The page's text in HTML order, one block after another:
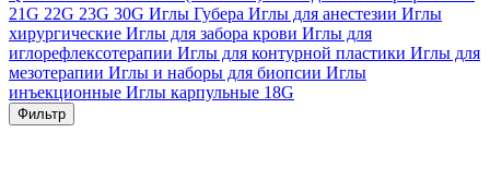
21G 22G 23G 30G Иглы Губера Иглы для анестезии Иглы
хирургические Иглы для забора крови Иглы для
иглорефлексотерапии Иглы для контурной пластики Иглы для
мезотерапии Иглы и наборы для биопсии Иглы
инъекционные Иглы карпульные 18G
Фильтр